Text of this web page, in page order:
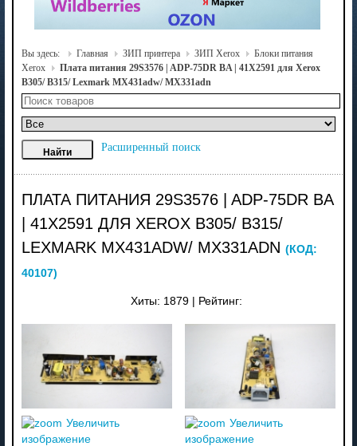
Вы здесь: Главная ЗИП принтера ЗИП Xerox
Блоки питания
Xerox
Плата питания 29S3576 | ADP-75DR BA | 41X2591 для Xerox
B305/ B315/ Lexmark MX431adw/ MX331adn
Расширенный поиск
ПЛАТА ПИТАНИЯ 29S3576 | ADP-75DR BA
| 41X2591 ДЛЯ XEROX B305/ B315/
LEXMARK MX431ADW/ MX331ADN (КОД:
40107)
Хиты: 1879 Рейтинг:
Увеличить
изображение
Увеличить
изображение